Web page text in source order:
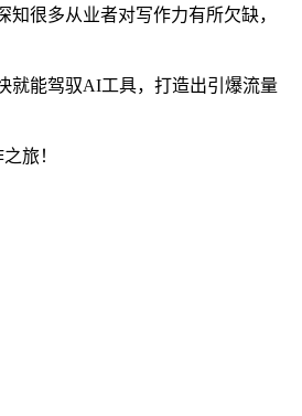
很多从业者对写作力有所欠缺，
就能驾驭AI工具，打造出引爆流量
旅！